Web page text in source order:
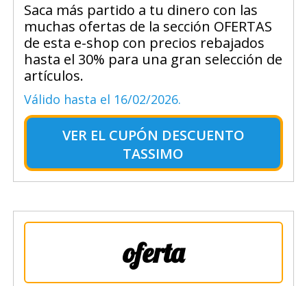
Saca más partido a tu dinero con las
muchas ofertas de la sección OFERTAS
de esta e-shop con precios rebajados
hasta el 30% para una gran selección de
artículos.
Válido hasta el 16/02/2026.
VER EL CUPÓN DESCUENTO
TASSIMO
oferta